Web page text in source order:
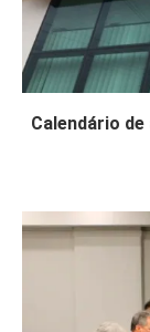
Calendário